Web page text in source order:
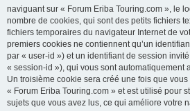
naviguant sur « Forum Eriba Touring.com », le
nombre de cookies, qui sont des petits fichiers
fichiers temporaires du navigateur Internet de
premiers cookies ne contiennent qu’un
par « user-id ») et un identifiant de session
« session-id »), qui vous sont automatiquement
Un troisième cookie sera créé une fois que
« Forum Eriba Touring.com » et est utilisé pour
sujets que vous avez lus, ce qui améliore votre